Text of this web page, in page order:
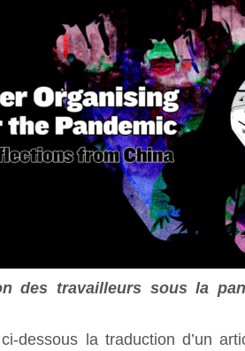
des travailleurs sous la
dessous la traduction d’un